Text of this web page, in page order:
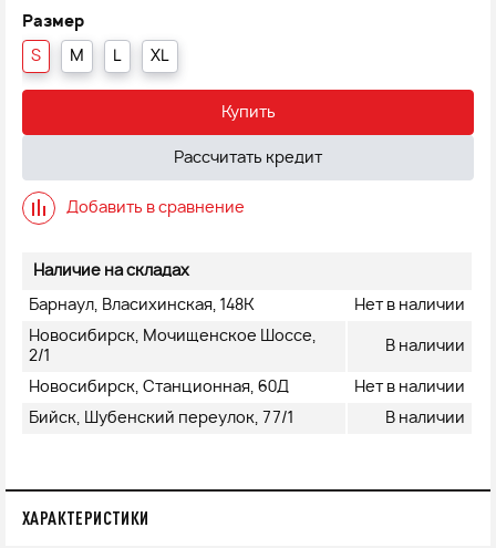
Размер
S M L XL
Купить
Рассчитать кредит
Добавить в сравнение
Наличие на складах
Барнаул, Власихинская, 148К
Нет в наличии
Новосибирск, Мочищенское Шоссе,
2/1
В наличии
Новосибирск, Станционная, 60Д
Нет в наличии
Бийск, Шубенский переулок, 77/1
В наличии
ХАРАКТЕРИСТИКИ